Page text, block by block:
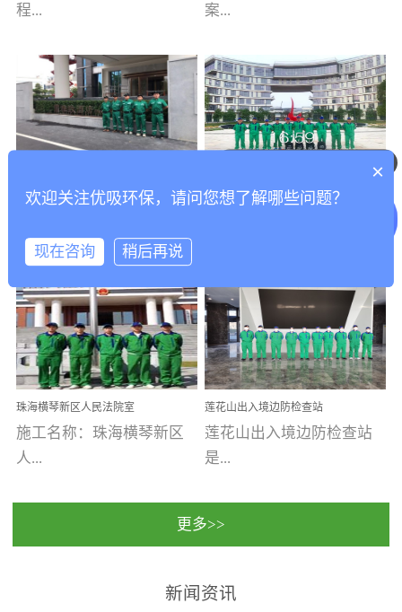
自动化生产设备和成熟的
选择源头源材料、严控产
品质量，我们每一批的生
产产品都经过严格的质检
程序；生产车间为优吸总
部和全国分支机构生产光
触媒、净醛王、祛味剂等
求。资质优势团队优势分
支优势优吸环保是一棵正
茁壮成长的树，只要我们
人人都爱护她、珍惜她、
她将越来越枝繁叶茂，终
将会成为一棵参天大树！
优吸环保截止2020年拥有
全国600家网点分支机构。
空气治理项目顺利启航，
程...
案例【深圳安居乐寓】室
内空气治理项目深圳安居
乐寓 深圳市安居乐寓
案...
例(学校工装节选)广州南沙
小学(珠江湾校区)项目地
址：广州市南沙区海滨路
禾...
标杆——优吸环保·标杆之
优吸环保·除甲醛工程案
例...
【东莞美豪雅致酒店】室
内空气治理项目东莞美豪
雅致酒店 东莞美豪雅
致酒店是为中高端人士...
甲醛项目圆满完成
工程案例名称：香港科技
学广州校区室内空气治
理 工程案例地址：广
州南沙区·香港科技大学(广
州)校区 工程案...
珠海横琴新区人民法院室
内除甲醛空气治理项目
施工名称：珠海横琴新区
人...
民法院室内除甲醛空气治
保施工日期：2020年1月珠
莲花山出入境边防检查站
室内除甲醛空气治理项目
莲花山出入境边防检查站
是...
国家通过设在对外开放口
（及各出入境边防检查
更多>>
新闻资讯
×
欢迎关注优吸环保，请问您想了解哪些问题？
现在咨询 稍后再说